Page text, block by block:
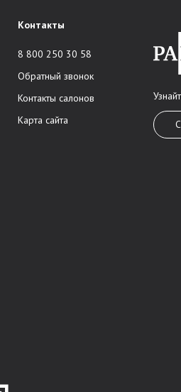
Контакты
8 800 250 30 58
Обратный звонок
Контакты салонов
Карта сайта